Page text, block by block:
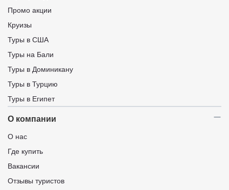
Промо акции
Круизы
Туры в США
Туры на Бали
Туры в Доминикану
Туры в Турцию
Туры в Египет
О компании
О нас
Где купить
Вакансии
Отзывы туристов